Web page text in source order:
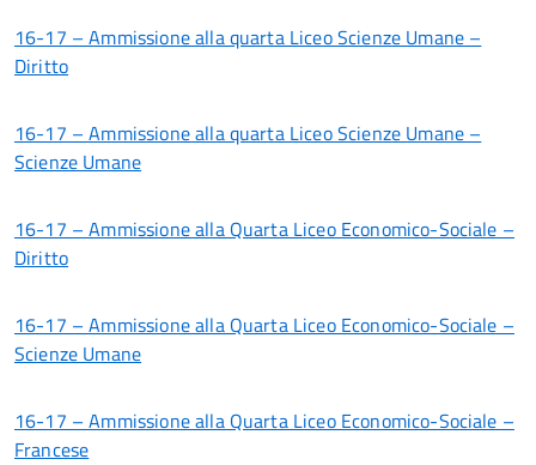
16-17 – Ammissione alla quarta Liceo Scienze Umane –
Diritto
16-17 – Ammissione alla quarta Liceo Scienze Umane –
Scienze Umane
16-17 – Ammissione alla Quarta Liceo Economico-Sociale –
Diritto
16-17 – Ammissione alla Quarta Liceo Economico-Sociale –
Scienze Umane
16-17 – Ammissione alla Quarta Liceo Economico-Sociale –
Francese